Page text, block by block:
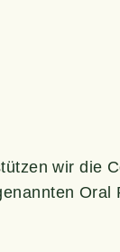
wir die